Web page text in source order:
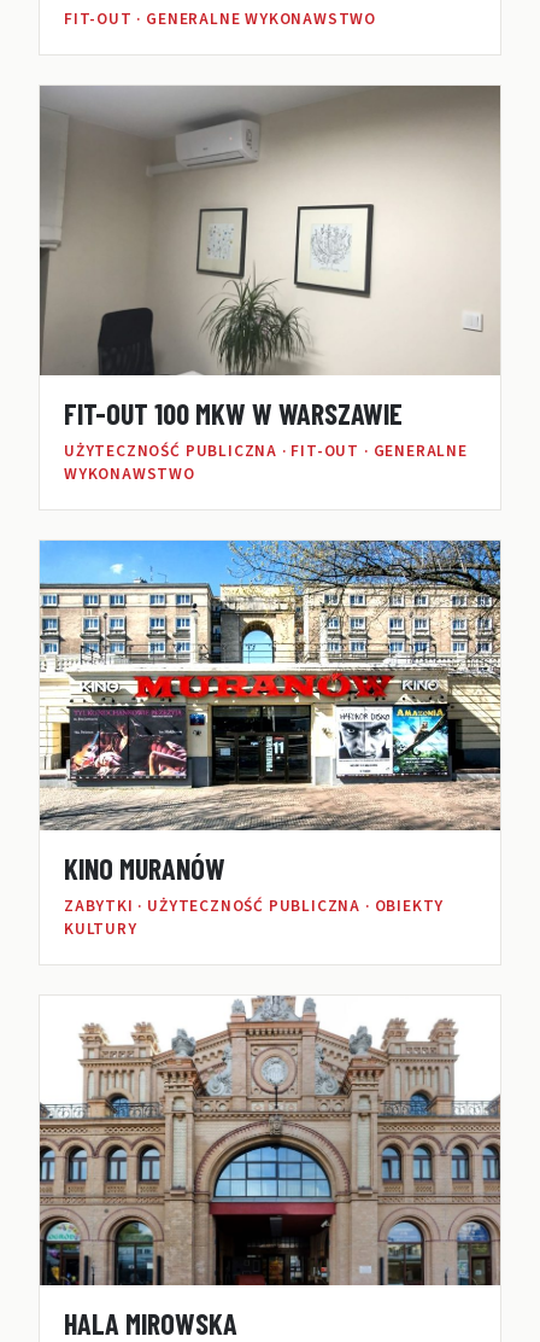
FIT-OUT · GENERALNE WYKONAWSTWO
FIT-OUT 100 MKW W WARSZAWIE
UŻYTECZNOŚĆ PUBLICZNA · FIT-OUT · GENERALNE
WYKONAWSTWO
KINO MURANÓW
ZABYTKI · UŻYTECZNOŚĆ PUBLICZNA · OBIEKTY
KULTURY
HALA MIROWSKA